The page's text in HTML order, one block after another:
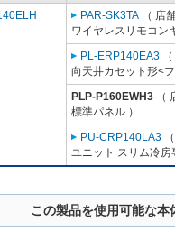
PAR-SK3TA （ 店
ワイヤレスリモコン
PL-ERP140EA3
向天井カセット形<
PLP-P160EWH3 （
標準パネル ）
PU-CRP140LA3
ユニット スリム冷房
この製品を使用可能な本